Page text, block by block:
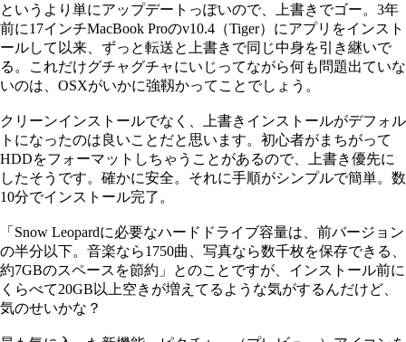
というより単にアップデートっぽいので、上書きでゴー。3年
前に17インチMacBook Proのv10.4（Tiger）にアプリをインスト
ールして以来、ずっと転送と上書きで同じ中身を引き継いで
る。これだけグチャグチャにいじってながら何も問題出ていな
いのは、OSXがいかに強靱かってことでしょう。
クリーンインストールでなく、上書きインストールがデフォル
トになったのは良いことだと思います。初心者がまちがって
HDDをフォーマットしちゃうことがあるので、上書き優先に
したそうです。確かに安全。それに手順がシンプルで簡単。数
10分でインストール完了。
「Snow Leopardに必要なハードドライブ容量は、前バージョン
の半分以下。音楽なら1750曲、写真なら数千枚を保存できる、
約7GBのスペースを節約」とのことですが、インストール前に
くらべて20GB以上空きが増えてるような気がするんだけど、
気のせいかな？